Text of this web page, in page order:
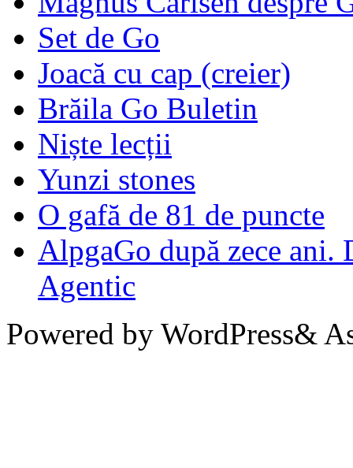
Set de Go
Joacă cu cap (creier)
Brăila Go Buletin
Niște lecții
Yunzi stones
O gafă de 81 de puncte
AlpgaGo după zece ani.
Agentic
Powered by WordPress&